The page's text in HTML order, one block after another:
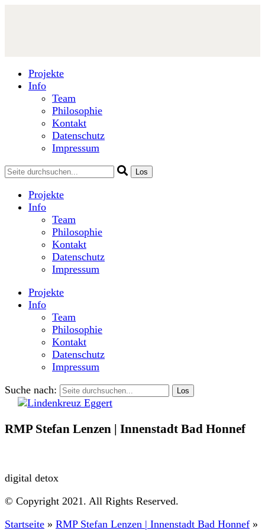
Projekte
Info
Team
Philosophie
Kontakt
Datenschutz
Impressum
Projekte
Info
Team
Philosophie
Kontakt
Datenschutz
Impressum
Projekte
Info
Team
Philosophie
Kontakt
Datenschutz
Impressum
Suche nach:
RMP Stefan Lenzen | Innenstadt Bad Honnef
digital detox
© Copyright 2021. All Rights Reserved.
Startseite » RMP Stefan Lenzen | Innenstadt Bad Honnef »